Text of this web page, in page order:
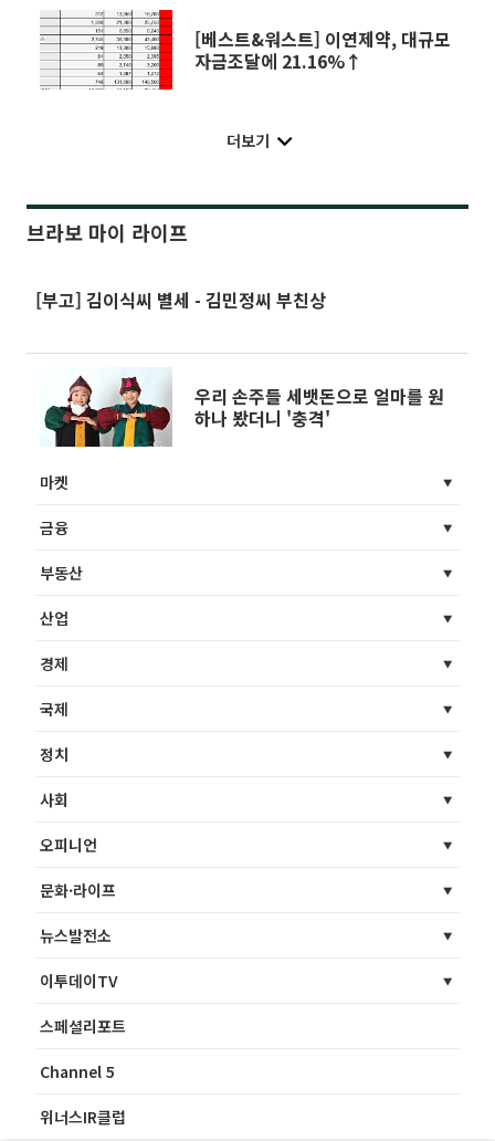
[베스트&워스트] 이연제약, 대규모
자금조달에 21.16%↑
더보기
브라보 마이 라이프
[부고] 김이식씨 별세 - 김민정씨 부친상
우리 손주들 세뱃돈으로 얼마를 원
하나 봤더니 '충격'
마켓
금융
부동산
산업
경제
국제
정치
사회
오피니언
문화·라이프
뉴스발전소
이투데이TV
스페셜리포트
Channel 5
위너스IR클럽